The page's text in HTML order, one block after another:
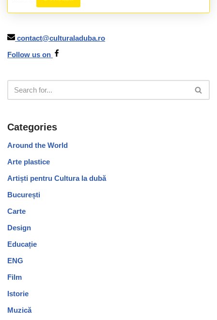
contact@culturaladuba.ro
Follow us on
Categories
Around the World
Arte plastice
Artiști pentru Cultura la dubă
București
Carte
Design
Educație
ENG
Film
Istorie
Muzică